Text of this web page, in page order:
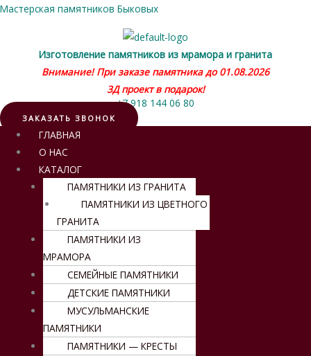
Мастерская памятников Быковых
Изготовление памятников из мрамора и гранита
Внимание! При заказе памятника до 01.08.2026
3Д проект в подарок!
+7 918 144 06 80
ЗАКАЗАТЬ ЗВОНОК
Меню
ГЛАВНАЯ
О НАС
КАТАЛОГ
ПАМЯТНИКИ ИЗ ГРАНИТА
ПАМЯТНИКИ ИЗ ЦВЕТНОГО
ГРАНИТА
ПАМЯТНИКИ ИЗ
МРАМОРА
СЕМЕЙНЫЕ ПАМЯТНИКИ
ДЕТСКИЕ ПАМЯТНИКИ
МУСУЛЬМАНСКИЕ
ПАМЯТНИКИ
ПАМЯТНИКИ — КРЕСТЫ